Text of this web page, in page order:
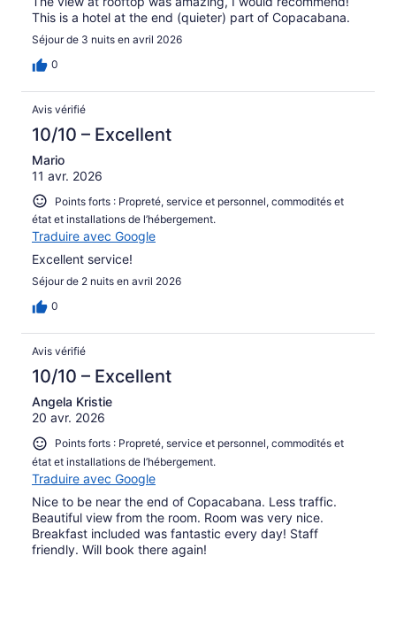
This is a hotel at the end (quieter) part of Copacabana.
Séjour de 3 nuits en avril 2026
0
Avis vérifié
10/10 – Excellent
Mario
11 avr. 2026
Points forts : Propreté, service et personnel, commodités et
état et installations de l’hébergement.
Traduire avec Google
Excellent service!
Séjour de 2 nuits en avril 2026
0
Avis vérifié
10/10 – Excellent
Angela Kristie
20 avr. 2026
Points forts : Propreté, service et personnel, commodités et
état et installations de l’hébergement.
Traduire avec Google
Nice to be near the end of Copacabana. Less traffic.
Beautiful view from the room. Room was very nice.
Breakfast included was fantastic every day! Staff
friendly. Will book there again!